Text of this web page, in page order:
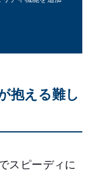
抱える難し
スピーディに